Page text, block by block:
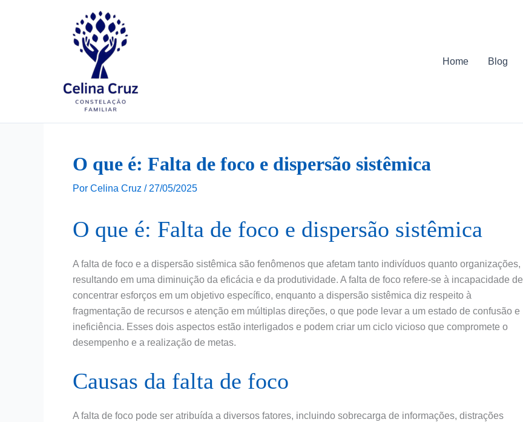
Home Blog
O que é: Falta de foco e dispersão sistêmica
Por Celina Cruz / 27/05/2025
O que é: Falta de foco e dispersão sistêmica
A falta de foco e a dispersão sistêmica são fenômenos que afetam tanto indivíduos quanto organizações,
resultando em uma diminuição da eficácia e da produtividade. A falta de foco refere-se à incapacidade de
concentrar esforços em um objetivo específico, enquanto a dispersão sistêmica diz respeito à
fragmentação de recursos e atenção em múltiplas direções, o que pode levar a um estado de confusão e
ineficiência. Esses dois aspectos estão interligados e podem criar um ciclo vicioso que compromete o
desempenho e a realização de metas.
Causas da falta de foco
A falta de foco pode ser atribuída a diversos fatores, incluindo sobrecarga de informações, distrações